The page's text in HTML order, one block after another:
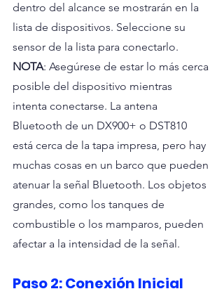
dentro del alcance se mostrarán en la
lista de dispositivos. Seleccione su
sensor de la lista para conectarlo.
NOTA: Asegúrese de estar lo más cerca
posible del dispositivo mientras
intenta conectarse. La antena
Bluetooth de un DX900+ o DST810
está cerca de la tapa impresa, pero hay
muchas cosas en un barco que pueden
atenuar la señal Bluetooth. Los objetos
grandes, como los tanques de
combustible o los mamparos, pueden
afectar a la intensidad de la señal.
Paso 2: Conexión Inicial